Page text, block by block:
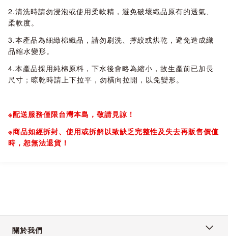
2.清洗時請勿浸泡或使用柔軟精，避免破壞織品原有的透氣、
柔軟度。
3.本產品為細緻棉織品，請勿刷洗、擰絞或烘乾，避免造成織
品縮水變形。
4.本產品採用純棉原料，下水後會略為縮小，故生產前已加長
尺寸；晾乾時請上下拉平，勿橫向拉開，以免變形。
※配送服務僅限台灣本島，敬請見諒！
※商品如經拆封、使用或拆解以致缺乏完整性及失去再販售價值
時，恕無法退貨！
關於我們